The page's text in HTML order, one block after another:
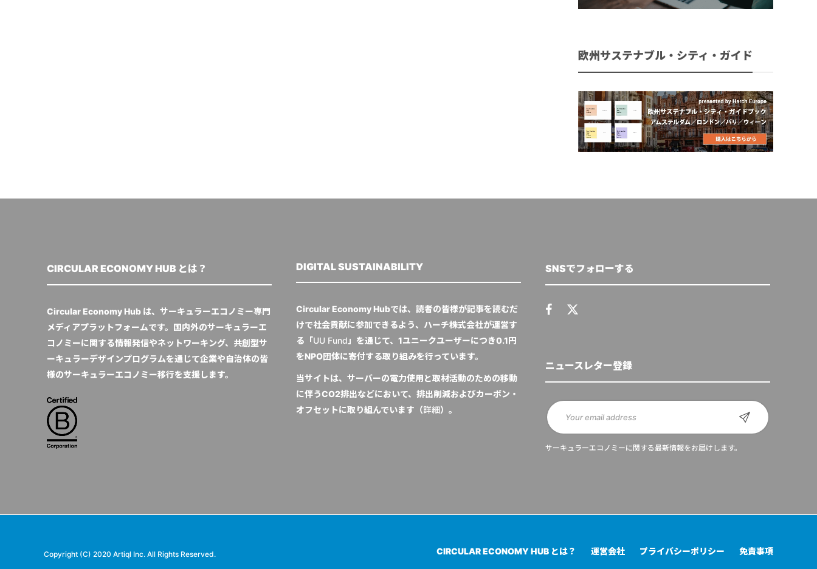
欧州サステナブル・シティ・ガイド
CIRCULAR ECONOMY HUB とは？
Circular Economy Hub は、サーキュラーエコノミー専門
メディアプラットフォームです。国内外のサーキュラーエ
コノミーに関する情報発信やネットワーキング、共創型サ
ーキュラーデザインプログラムを通じて企業や自治体の皆
様のサーキュラーエコノミー移行を支援します。
DIGITAL SUSTAINABILITY
Circular Economy Hubでは、読者の皆様が記事を読むだ
けで社会貢献に参加できるよう、ハーチ株式会社が運営す
る「UU Fund」を通じて、1ユニークユーザーにつき0.1円
をNPO団体に寄付する取り組みを行っています。
当サイトは、サーバーの電力使用と取材活動のための移動
に伴うCO2排出などにおいて、排出削減およびカーボン・
オフセットに取り組んでいます（詳細）。
SNSでフォローする
ニュースレター登録
サーキュラーエコノミーに関する最新情報をお届けします。
Copyright (C) 2020 Artiql Inc. All Rights Reserved. CIRCULAR ECONOMY HUB とは？ 運営会社 プライバシーポリシー 免責事項